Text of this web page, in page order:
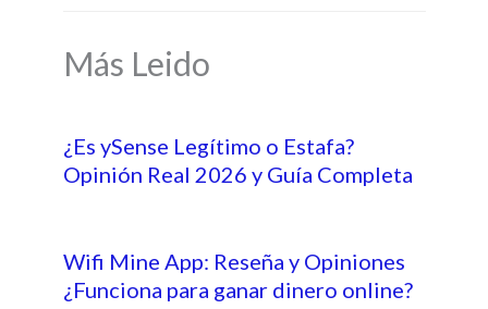
Más Leido
¿Es ySense Legítimo o Estafa?
Opinión Real 2026 y Guía Completa
Wifi Mine App: Reseña y Opiniones
¿Funciona para ganar dinero online?